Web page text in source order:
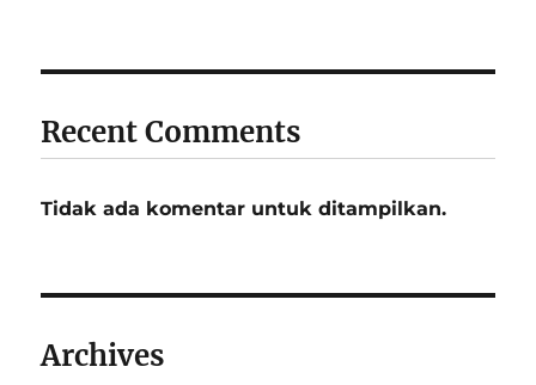
Recent Comments
Tidak ada komentar untuk ditampilkan.
Archives